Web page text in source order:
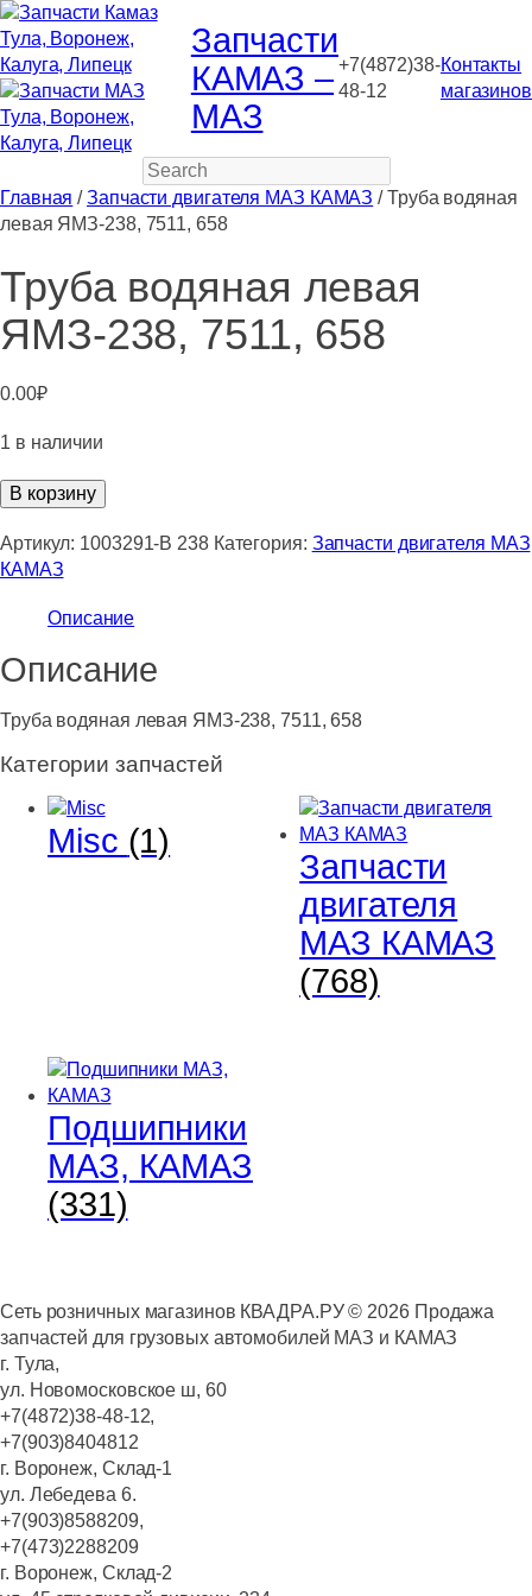
Запчасти
КАМАЗ –
МАЗ
+7(4872)38-
48-12
Контакты
магазинов
Search
Главная /Запчасти двигателя МАЗ КАМАЗ / Труба водяная
левая ЯМЗ-238, 7511, 658
Труба водяная левая
ЯМЗ-238, 7511, 658
0.00₽
1 в наличии
Количество
Труба
водяная
ЯМЗ-238,
658
В корзину
Артикул: 1003291-В 238 Категория: Запчасти двигателя МАЗ
КАМАЗ
Описание
Описание
Труба водяная левая ЯМЗ-238, 7511, 658
Категории запчастей
Misc (1)
Запчасти
двигателя
МАЗ КАМАЗ
(768)
Подшипники
МАЗ, КАМАЗ
(331)
Сеть розничных магазинов КВАДРА.РУ © 2026Продажа
запчастей для грузовых автомобилей МАЗ и КАМАЗ
г. Тула,
ул. Новомосковское ш, 60
+7(4872)38-48-12,
+7(903)8404812
г. Воронеж, Склад-1
ул. Лебедева 6.
+7(903)8588209,
+7(473)2288209
г. Воронеж, Склад-2